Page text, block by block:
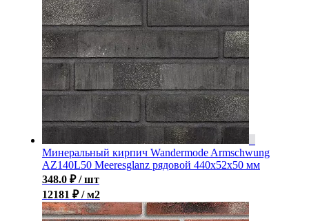
Минеральный кирпич Wandermode Armschwung
AZ140L50 Meeresglanz рядовой 440x52x50 мм
348.0 ₽ / шт
12181 ₽ / м2